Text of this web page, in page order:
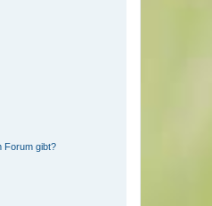
Forum gibt?